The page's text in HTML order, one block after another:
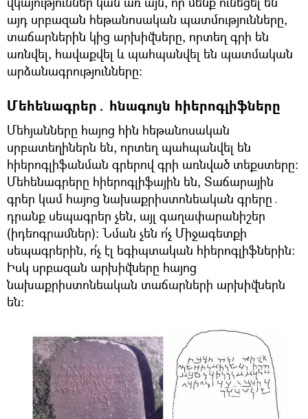
այդ սրբազան հեթանոսական պատմությունները,
տաճարներին կից արխիվները, որտեղ գրի են
առնվել, հավաքվել և պահպանվել են պատմական
արձանագրությունները։
Մեհենագրեր․ հնագույն հիերոգլիֆները
Մեհյանները հայոց հին հեթանոսական
սրբատեղիներն են, որտեղ պահպանվել են
հիերոգլիֆանման գրերով գրի առնված տեքստերը։
Մեհենագրերը հիերոգլիֆային են, Տաճարային
գրեր կամ հայոց նախաքրիստոնեական գրերը․
դրանք սեպագրեր չեն, այլ գաղափարանիշեր
(իդեոգրամներ)։ Նման չեն ո՛չ Միջագետքի
սեպագրերին, ո՛չ էլ եգիպտական հիերոգլիֆներին։
Իսկ սրբազան արխիվները հայոց
նախաքրիստոնեական տաճարների արխիվներն
են։